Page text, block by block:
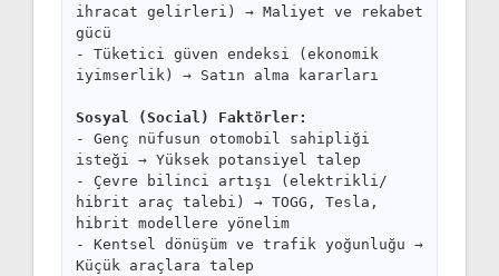
ihracat gelirleri) → Maliyet ve rekabet
gücü
- Tüketici güven endeksi (ekonomik
iyimserlik) → Satın alma kararları
Sosyal (Social) Faktörler:
- Genç nüfusun otomobil sahipliği
isteği → Yüksek potansiyel talep
- Çevre bilinci artışı (elektrikli/
hibrit araç talebi) → TOGG, Tesla,
hibrit modellere yönelim
- Kentsel dönüşüm ve trafik yoğunluğu →
Küçük araçlara talep